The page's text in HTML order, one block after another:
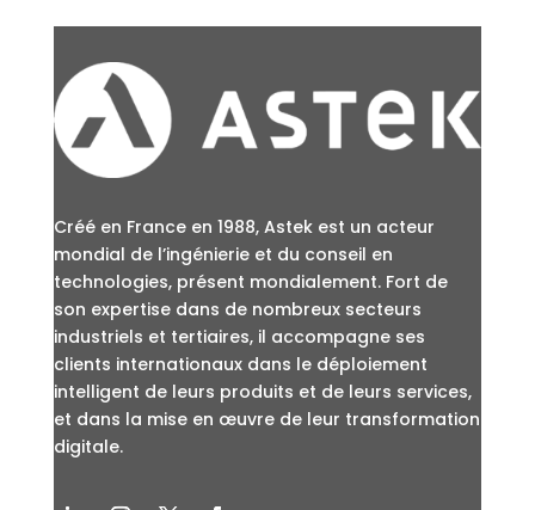
Créé en France en 1988, Astek est un acteur
mondial de l’ingénierie et du conseil en
technologies, présent mondialement. Fort de
son expertise dans de nombreux secteurs
industriels et tertiaires, il accompagne ses
clients internationaux dans le déploiement
intelligent de leurs produits et de leurs services,
et dans la mise en œuvre de leur transformation
digitale.